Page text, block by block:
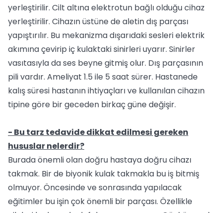
yerleştirilir. Cilt altına elektrotun bağlı olduğu cihaz
yerleştirilir. Cihazın üstüne de aletin dış parçası
yapıştırılır. Bu mekanizma dışarıdaki sesleri elektrik
akımına çevirip iç kulaktaki sinirleri uyarır. Sinirler
vasıtasıyla da ses beyne gitmiş olur. Dış parçasının
pili vardır. Ameliyat 1.5 ile 5 saat sürer. Hastanede
kalış süresi hastanın ihtiyaçları ve kullanılan cihazın
tipine göre bir geceden birkaç güne değişir.
- Bu tarz tedavide dikkat edilmesi gereken
hususlar nelerdir?
Burada önemli olan doğru hastaya doğru cihazı
takmak. Bir de biyonik kulak takmakla bu iş bitmiş
olmuyor. Öncesinde ve sonrasında yapılacak
eğitimler bu işin çok önemli bir parçası. Özellikle